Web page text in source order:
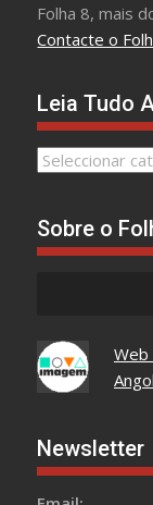
Folha 8, mais
Contacte o
Leia Tudo
Leia
Sobre o
Web
Newsletter